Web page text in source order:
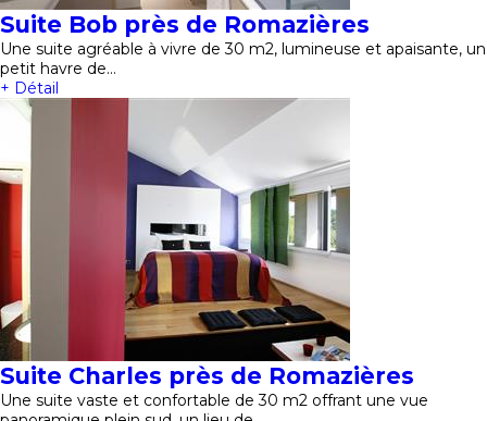
Suite Bob près de Romazières
Une suite agréable à vivre de 30 m2, lumineuse et apaisante, un
petit havre de…
+ Détail
Suite Charles près de Romazières
Une suite vaste et confortable de 30 m2 offrant une vue